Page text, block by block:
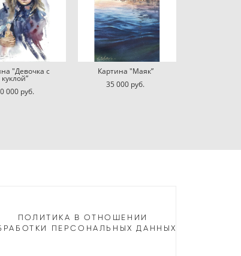
"Девочка с
куклой”
000 pуб.
Картина "Маяк”
35 000 pуб.
ПОЛИТИКА В ОТНОШЕНИИ
ПЕРСОНАЛЬНЫХ ДАННЫХ